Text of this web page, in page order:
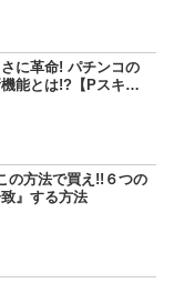
さに革命! パチンコの
能とは!?【Pスキッ
の方法で買え!!６つの
』する方法